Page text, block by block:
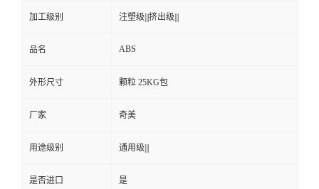
加工级别 注塑级|||挤出级|||
品名 ABS
外形尺寸 颗粒 25KG包
厂家 奇美
用途级别 通用级|||
是否进口 是